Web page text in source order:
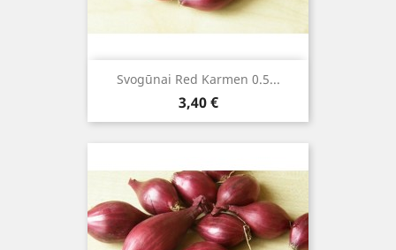
Svogūnai Red Karmen 0.5...
Kaina
3,40 €